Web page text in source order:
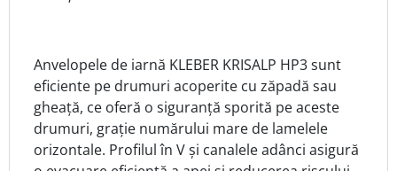
Anvelopele de iarnă KLEBER KRISALP HP3 sunt
eficiente pe drumuri acoperite cu zăpadă sau
gheață, ce oferă o siguranță sporită pe aceste
drumuri, grație numărului mare de lamelele
orizontale. Profilul în V și canalele adânci asigură